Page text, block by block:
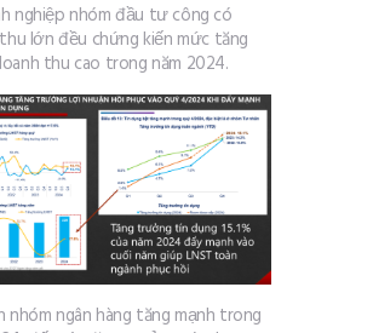
nghiệp nhóm đầu tư công có
lớn đều chứng kiến mức tăng
thu cao trong năm 2024.
nhóm ngân hàng tăng mạnh trong